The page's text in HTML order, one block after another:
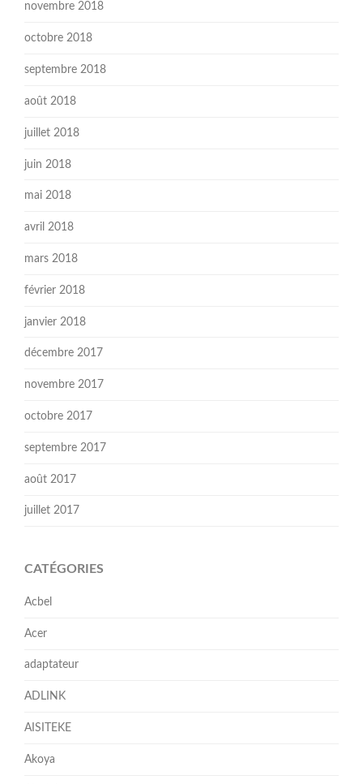
novembre 2018
octobre 2018
septembre 2018
août 2018
juillet 2018
juin 2018
mai 2018
avril 2018
mars 2018
février 2018
janvier 2018
décembre 2017
novembre 2017
octobre 2017
septembre 2017
août 2017
juillet 2017
CATÉGORIES
Acbel
Acer
adaptateur
ADLINK
AISITEKE
Akoya